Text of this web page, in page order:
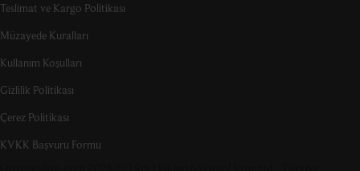
Teslimat ve Kargo Politikası
Müzayede Kuralları
Kullanım Koşulları
Gizlilik Politikası
Çerez Politikası
KVKK Başvuru Formu